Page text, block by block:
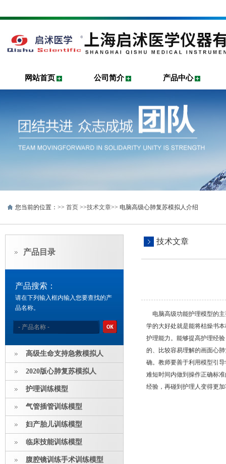
网站首页 公司简介 产品中心
您当前的位置：>> 首页 >>技术文章>> 电脑高级心肺复苏模拟人介绍
产品目录
产品搜索：
请在下列输入框内输入您要查找的产
品名称。
高级生命支持急救模拟人
2020版心肺复苏模拟人
护理训练模型
气管插管训练模型
妇产胎儿训练模型
临床技能训练模型
腹腔镜训练手术训练模型
技术文章
电脑高级功能护理模型的主
学的大好处就是能将枯燥书
护理能力。能够提高护理经
的、比较容易理解的画面心
确。教师要善于利用模型引
难短时间内做到操作正确标
经验，再碰到护理人变得更